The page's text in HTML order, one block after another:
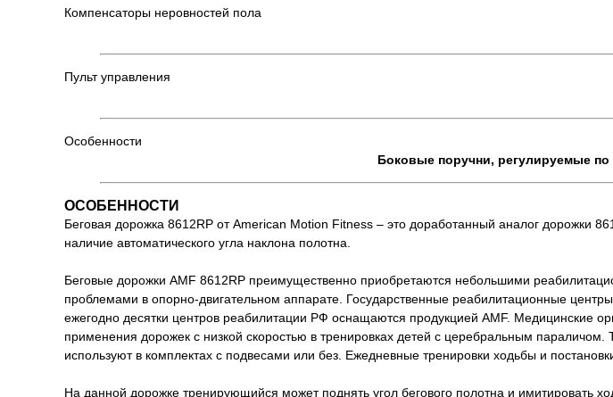
Компенсаторы неровностей пола
Пульт управления
Особенности
Боковые поручни, регулируемые
ОСОБЕННОСТИ
Беговая дорожка 8612RP от American Motion Fitness – это доработанный аналог
наличие автоматического угла наклона полотна.
Беговые дорожки AMF 8612RP преимущественно приобретаются небольшими
проблемами в опорно-двигательном аппарате. Государственные реабилитационные
ежегодно десятки центров реабилитации РФ оснащаются продукцией AMF. Медицинские
применения дорожек с низкой скоростью в тренировках детей с церебральным
используют в комплектах с подвесами или без. Ежедневные тренировки ходьбы и
На данной дорожке тренирующийся может поднять угол бегового полотна и имитировать